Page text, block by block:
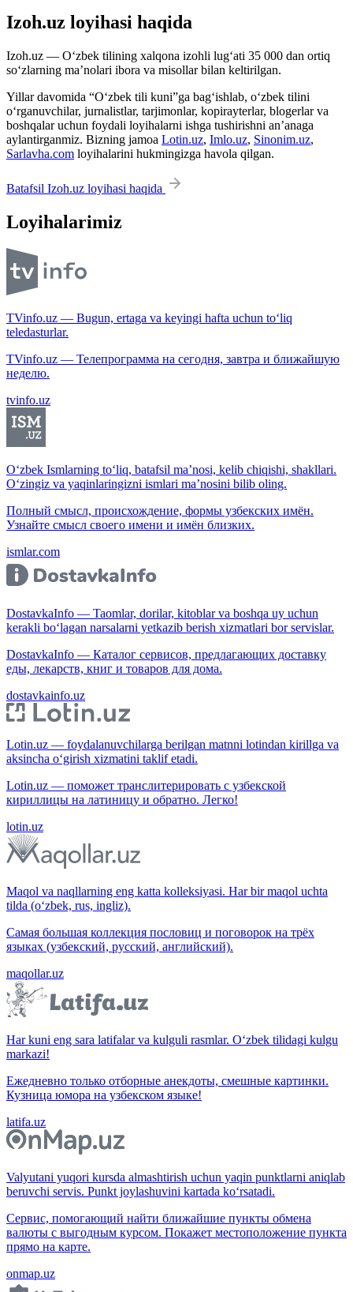
Izoh.uz loyihasi haqida
Izoh.uz — O‘zbek tilining xalqona izohli lug‘ati 35 000 dan ortiq
so‘zlarning ma’nolari ibora va misollar bilan keltirilgan.
Yillar davomida “O‘zbek tili kuni”ga bag‘ishlab, o‘zbek tilini
o‘rganuvchilar, jurnalistlar, tarjimonlar, kopirayterlar, blogerlar va
boshqalar uchun foydali loyihalarni ishga tushirishni an’anaga
aylantirganmiz. Bizning jamoa Lotin.uz, Imlo.uz, Sinonim.uz,
Sarlavha.com loyihalarini hukmingizga havola qilgan.
Batafsil Izoh.uz loyihasi haqida
Loyihalarimiz
TVinfo.uz — Bugun, ertaga va keyingi hafta uchun to‘liq
teledasturlar.
TVinfo.uz — Телепрограмма на сегодня, завтра и ближайшую
неделю.
tvinfo.uz
O‘zbek Ismlarning to‘liq, batafsil ma’nosi, kelib chiqishi, shakllari.
O‘zingiz va yaqinlaringizni ismlari ma’nosini bilib oling.
Полный смысл, происхождение, формы узбекских имён.
Узнайте смысл своего имени и имён близких.
ismlar.com
DostavkaInfo — Taomlar, dorilar, kitoblar va boshqa uy uchun
kerakli bo‘lagan narsalarni yetkazib berish xizmatlari bor servislar.
DostavkaInfo — Каталог сервисов, предлагающих доставку
еды, лекарств, книг и товаров для дома.
dostavkainfo.uz
Lotin.uz — foydalanuvchilarga berilgan matnni lotindan kirillga va
aksincha o‘girish xizmatini taklif etadi.
Lotin.uz — поможет транслитерировать с узбекской
кириллицы на латиницу и обратно. Легко!
lotin.uz
Maqol va naqllarning eng katta kolleksiyasi. Har bir maqol uchta
tilda (o‘zbek, rus, ingliz).
Самая большая коллекция пословиц и поговорок на трёх
языках (узбекский, русский, английский).
maqollar.uz
Har kuni eng sara latifalar va kulguli rasmlar. O‘zbek tilidagi kulgu
markazi!
Ежедневно только отборные анекдоты, смешные картинки.
Кузница юмора на узбекском языке!
latifa.uz
Valyutani yuqori kursda almashtirish uchun yaqin punktlarni aniqlab
beruvchi servis. Punkt joylashuvini kartada ko‘rsatadi.
Сервис, помогающий найти ближайшие пункты обмена
валюты с выгодным курсом. Покажет местоположение пункта
прямо на карте.
onmap.uz